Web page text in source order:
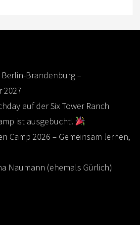
Brandenburg –
2027
auf der Six Tower Ranch
ist ausgebucht!
Camp 2026 – Gemeinsam lernen,
Naumann (ehemals Gürlich)